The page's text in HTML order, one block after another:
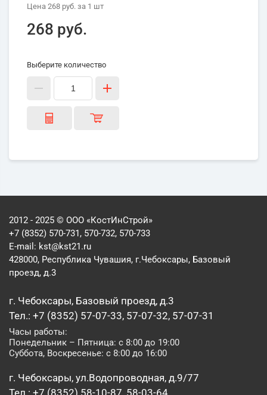
Цена 268 руб. за 1 шт
268 руб.
Выберите количество
2012 - 2025 © ООО «КостИнСтрой»
+7 (8352) 570-731, 570-732, 570-733
E-mail: kst@kst21.ru
428000, Республика Чувашия, г.Чебоксары, Базовый
проезд, д.3
г. Чебоксары, Базовый проезд, д.3
Тел.: +7 (8352) 57-07-33, 57-07-32, 57-07-31
Часы работы:
Понедельник – Пятница: с 8:00 до 19:00
Суббота, Воскресенье: с 8:00 до 16:00
г. Чебоксары, ул.Водопроводная, д.9/77